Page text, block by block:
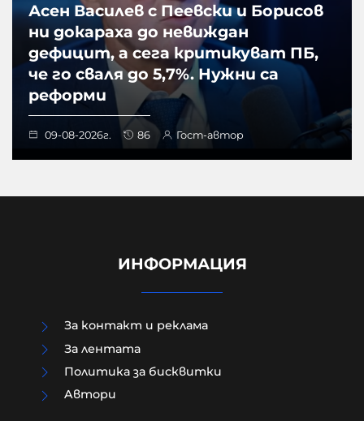
Асен Василев с Пеевски и Борисов
ни докараха до невиждан
дефицит, а сега критикуват ПБ,
че го сваля до 5,7%. Нужни са
реформи
09-08-2026г. 86 Гост-автор
Това НЕ са деца, а тик-ток
ИНФОРМАЦИЯ
За контакт и реклама
За лентата
Политика за бисквитки
Aвтори